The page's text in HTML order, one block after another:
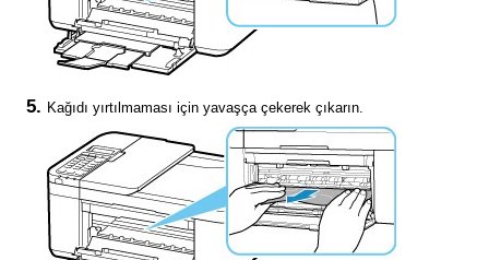
Kağıdı yırtılmaması için yavaşça çekerek çıkarın.